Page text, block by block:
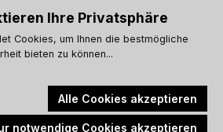
Ihre Privatsphäre
Cookies, um Ihnen die bestmögliche
bieten zu können...
Alle Cookies akzeptieren
notwendige Cookies akzeptieren